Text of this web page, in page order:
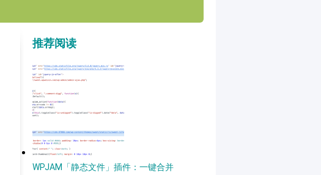
推荐阅读
WPJAM「静态文件」插件：一键合并